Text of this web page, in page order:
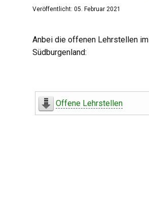
Veröffentlicht: 05. Februar 2021
Anbei die offenen Lehrstellen im
Südburgenland:
Offene Lehrstellen